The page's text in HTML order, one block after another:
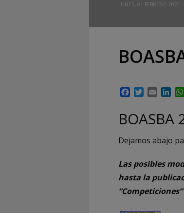
LUNES, 01 FEBRERO 2021
Facebook
TwitterEmail
Dejamos abajo
Las posibles
hasta la
“Competiciones”